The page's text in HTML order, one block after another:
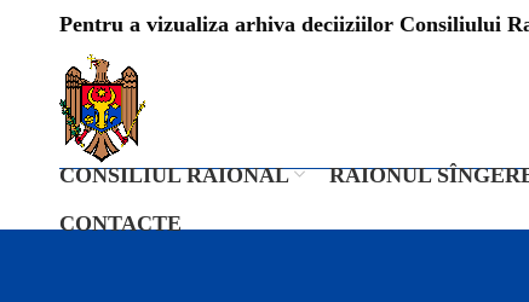
Pentru a vizualiza arhiva deciiziilor Consiliului
CONSILIUL RAIONAL RAIONUL
CONTACTE